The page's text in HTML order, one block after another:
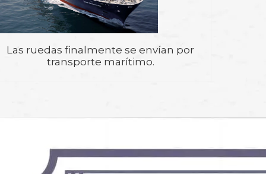
Las ruedas finalmente se envían por
transporte marítimo.